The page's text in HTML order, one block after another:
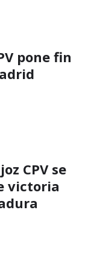
pone fin
CPV se
victoria